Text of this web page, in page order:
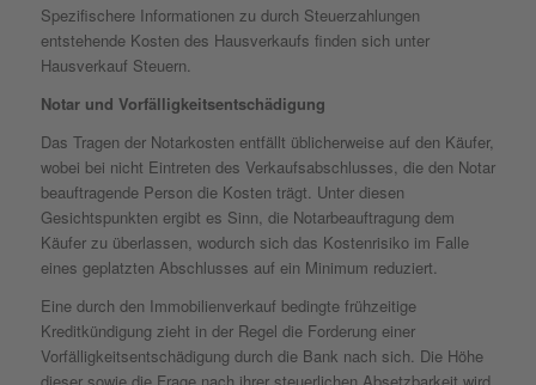
Spezifischere Informationen zu durch Steuerzahlungen
entstehende Kosten des Hausverkaufs finden sich unter
Hausverkauf Steuern.
Notar und Vorfälligkeitsentschädigung
Das Tragen der Notarkosten entfällt üblicherweise auf den Käufer,
wobei bei nicht Eintreten des Verkaufsabschlusses, die den Notar
beauftragende Person die Kosten trägt. Unter diesen
Gesichtspunkten ergibt es Sinn, die Notarbeauftragung dem
Käufer zu überlassen, wodurch sich das Kostenrisiko im Falle
eines geplatzten Abschlusses auf ein Minimum reduziert.
Eine durch den Immobilienverkauf bedingte frühzeitige
Kreditkündigung zieht in der Regel die Forderung einer
Vorfälligkeitsentschädigung durch die Bank nach sich. Die Höhe
dieser sowie die Frage nach ihrer steuerlichen Absetzbarkeit wird